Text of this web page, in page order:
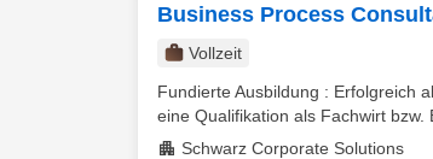
Business Process
Vollzeit
Fundierte Ausbildung : Erfolgreich
eine Qualifikation als Fachwirt bzw.
Schwarz Corporate Solutions